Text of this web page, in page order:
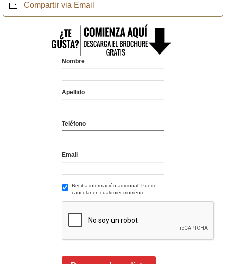
Compartir via Email
Nombre
Apellido
Teléfono
Email
Reciba información adicional. Puede
cancelar en cualquier momento.